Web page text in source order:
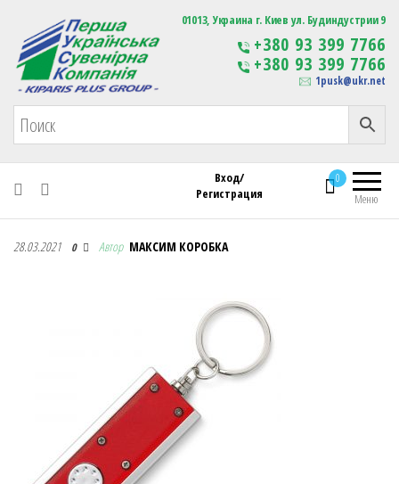
Первая Украинская Сувенирная Компания Изготовление
сувенирной продукции
с логотипом
01013, Украина г. Киев ул. Будиндустрии 9
+380 93 399 7766
+380 93 399 7766
1pusk@ukr.net
Меню
0
Вход/
Регистрация
Первая Украинская Сувенирная Компания
28.03.2021 0 Автор МАКСИМ КОРОБКА